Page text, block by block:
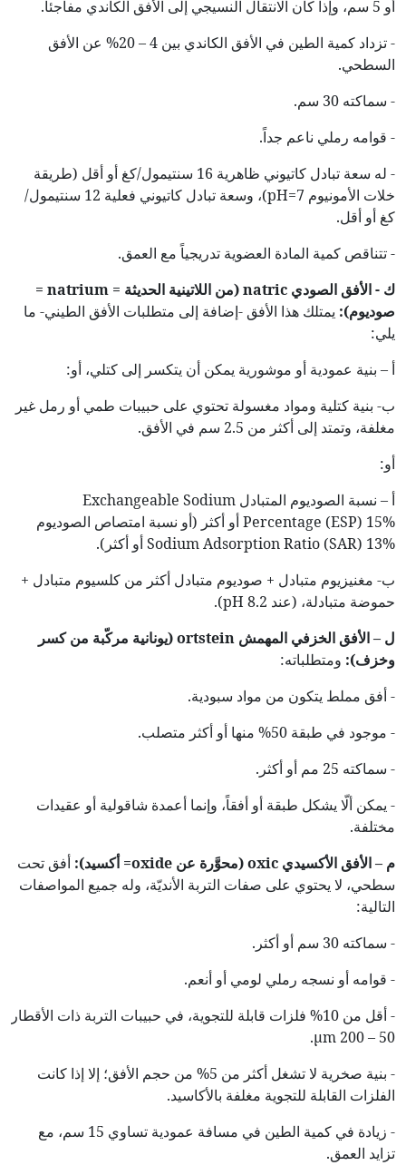
أو 5 سم، وإذا كان الانتقال النسيجي إلى الأفق الكاندي مفاجئاً.
- تزداد كمية الطين في الأفق الكاندي بين 4 – 20% عن الأفق
السطحي.
- سماكته 30 سم.
- قوامه رملي ناعم جداً.
- له سعة تبادل كاتيوني ظاهرية 16 سنتيمول/كغ أو أقل (طريقة
خلات الأمونيوم pH=7)، وسعة تبادل كاتيوني فعلية 12 سنتيمول/
كغ أو أقل.
- تتناقص كمية المادة العضوية تدريجياً مع العمق.
ك - الأفق الصودي natric(من اللاتينية الحديثة = natrium
=
صوديوم): يمتلك هذا الأفق -إضافة إلى متطلبات الأفق الطيني- ما
يلي:
أ – بنية عمودية أو موشورية يمكن أن يتكسر إلى كتلي، أو:
ب- بنية كتلية ومواد مغسولة تحتوي على حبيبات طمي أو رمل غير
مغلفة، وتمتد إلى أكثر من 2.5 سم في الأفق.
أو:
أ – نسبة الصوديوم المتبادل Exchangeable Sodium
Percentage (ESP) 15% أو أكثر (أو نسبة امتصاص الصوديوم
Sodium Adsorption Ratio (SAR) 13% أو أكثر).
ب- مغنيزيوم متبادل + صوديوم متبادل أكثر من كلسيوم متبادل +
حموضة متبادلة، (عند pH 8.2).
ل – الأفق الخزفي المهمش ortstein(يونانية مركّبة من كسر
وخزف): ومتطلباته:
- أفق مملط يتكون من مواد سبودية.
- موجود في طبقة 50% منها أو أكثر متصلب.
- سماكته 25 مم أو أكثر.
- يمكن ألّا يشكل طبقة أو أفقاً، وإنما أعمدة شاقولية أو عقيدات
مختلفة.
م – الأفق الأكسيدي oxic(محوَّرة عن oxide= أكسيد): أفق تحت
سطحي، لا يحتوي على صفات التربة الأنديّة، وله جميع المواصفات
التالية:
- سماكته 30 سم أو أكثر.
- قوامه أو نسجه رملي لومي أو أنعم.
- أقل من 10% فلزات قابلة للتجوية، في حبيبات التربة ذات الأقطار
50 – 200 µm.
- بنية صخرية لا تشغل أكثر من 5% من حجم الأفق؛ إلا إذا كانت
الفلزات القابلة للتجوية مغلفة بالأكاسيد.
- زيادة في كمية الطين في مسافة عمودية تساوي 15 سم، مع
تزايد العمق.